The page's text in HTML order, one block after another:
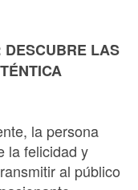
DESCUBRE LAS
la persona
la felicidad y
al público